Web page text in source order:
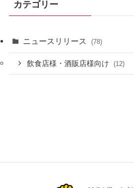
カテゴリー
ニュースリリース (78)
飲食店様・酒販店様向け (12)